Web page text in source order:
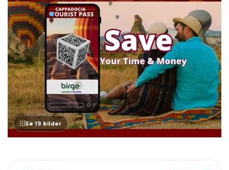
Se 19 bilder